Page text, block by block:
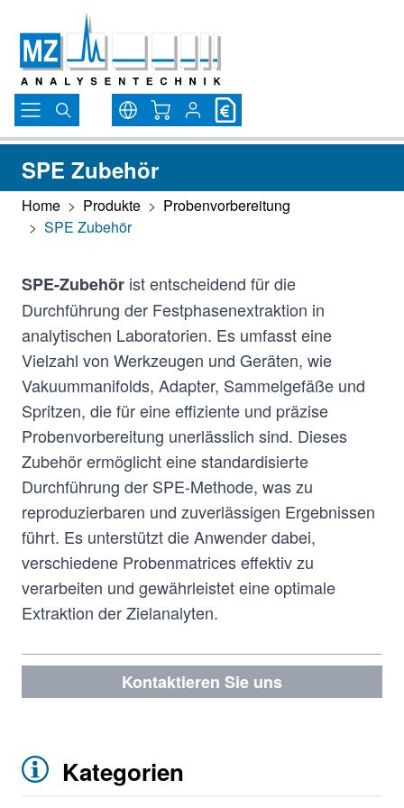
Direkt zum Inhalt
Warenkorb
SPE Zubehör
Home > Produkte > Probenvorbereitung
> SPE Zubehör
SPE-Zubehör ist entscheidend für die
Durchführung der Festphasenextraktion in
analytischen Laboratorien. Es umfasst eine
Vielzahl von Werkzeugen und Geräten, wie
Vakuummanifolds, Adapter, Sammelgefäße und
Spritzen, die für eine effiziente und präzise
Probenvorbereitung unerlässlich sind. Dieses
Zubehör ermöglicht eine standardisierte
Durchführung der SPE-Methode, was zu
reproduzierbaren und zuverlässigen Ergebnissen
führt. Es unterstützt die Anwender dabei,
verschiedene Probenmatrices effektiv zu
verarbeiten und gewährleistet eine optimale
Extraktion der Zielanalyten.
Kontaktieren Sie uns
Kategorien